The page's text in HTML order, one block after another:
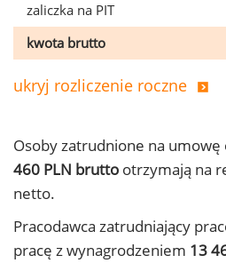
zaliczka na PIT
kwota brutto
ukryj rozliczenie roczne
Osoby zatrudnione na umowę
460 PLN brutto otrzymają na
netto.
Pracodawca zatrudniający
pracę z wynagrodzeniem 13